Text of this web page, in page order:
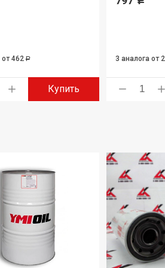
от 462 Р
Купить
3 аналога от